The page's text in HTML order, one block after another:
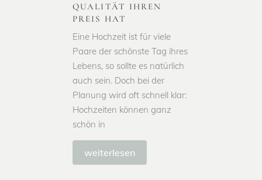
UALITÄT IHREN P
REIS HAT
Eine Hochzeit ist für viele
Paare der schönste Tag ihres
Lebens, so sollte es natürlich
auch sein. Doch bei der
Planung wird oft schnell klar:
Hochzeiten können ganz
schön in
weiterlesen